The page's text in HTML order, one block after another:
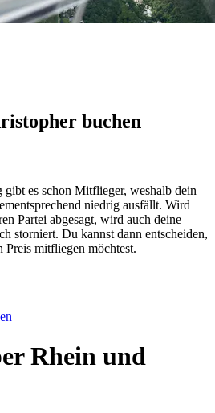
buchen
gibt es schon Mitflieger, weshalb dein
niedrig ausfällt. Wird
Partei abgesagt, wird auch deine
storniert. Du kannst dann entscheiden,
Preis mitfliegen möchtest.
Rhein und